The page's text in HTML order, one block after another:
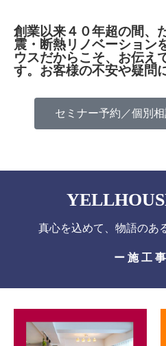
創業以来４０年超の間、
震・断熱リノベーション
ウスだからこそ、お伝え
す。お客様の不安や疑問
セミナー予約／個別
真心を込めて、物語のあ
ー 施 工